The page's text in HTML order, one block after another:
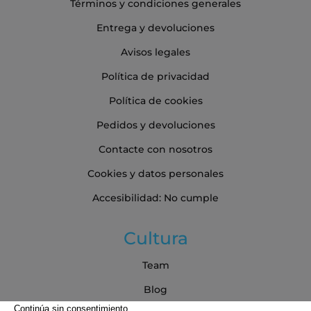
Términos y condiciones generales
Entrega y devoluciones
Avisos legales
Política de privacidad
Política de cookies
Pedidos y devoluciones
Contacte con nosotros
Cookies y datos personales
Accesibilidad: No cumple
Cultura
Team
Blog